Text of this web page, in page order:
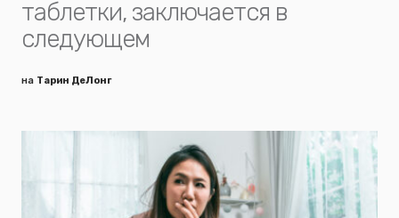
таблетки, заключается в
следующем
на Тарин ДеЛонг